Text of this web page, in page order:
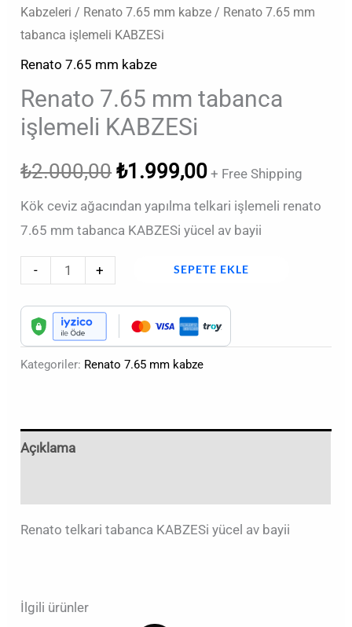
Kabzeleri / Renato 7.65 mm kabze / Renato 7.65 mm
tabanca işlemeli KABZESi
Renato 7.65 mm kabze
Renato 7.65 mm tabanca
işlemeli KABZESi
₺2.000,00 ₺1.999,00 + Free Shipping
Kök ceviz ağacından yapılma telkari işlemeli renato
7.65 mm tabanca KABZESi yücel av bayii
- + SEPETE EKLE
Kategoriler: Renato 7.65 mm kabze
Açıklama
Renato telkari tabanca KABZESi yücel av bayii
İlgili ürünler